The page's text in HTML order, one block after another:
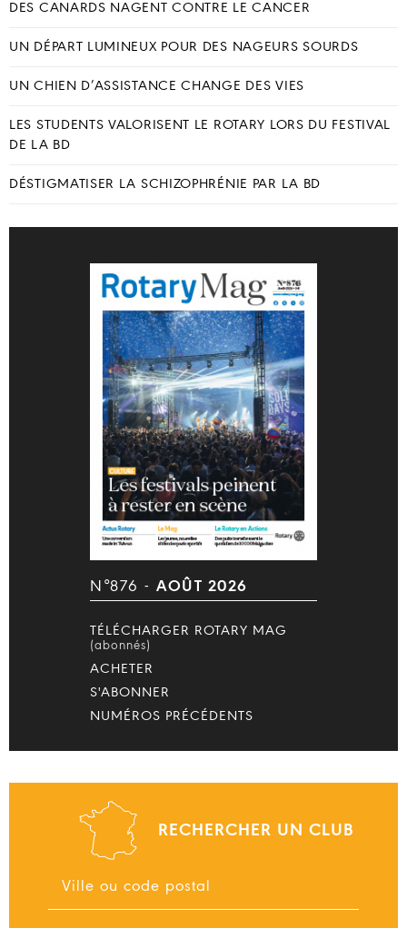
DES CANARDS NAGENT CONTRE LE CANCER
UN DÉPART LUMINEUX POUR DES NAGEURS SOURDS
UN CHIEN D’ASSISTANCE CHANGE DES VIES
LES STUDENTS VALORISENT LE ROTARY LORS DU FESTIVAL
DE LA BD
DÉSTIGMATISER LA SCHIZOPHRÉNIE PAR LA BD
N°876 - AOÛT 2026
TÉLÉCHARGER ROTARY MAG
(abonnés)
ACHETER
S'ABONNER
NUMÉROS PRÉCÉDENTS
RECHERCHER UN CLUB